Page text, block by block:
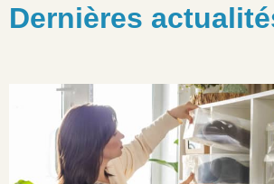
Dernières